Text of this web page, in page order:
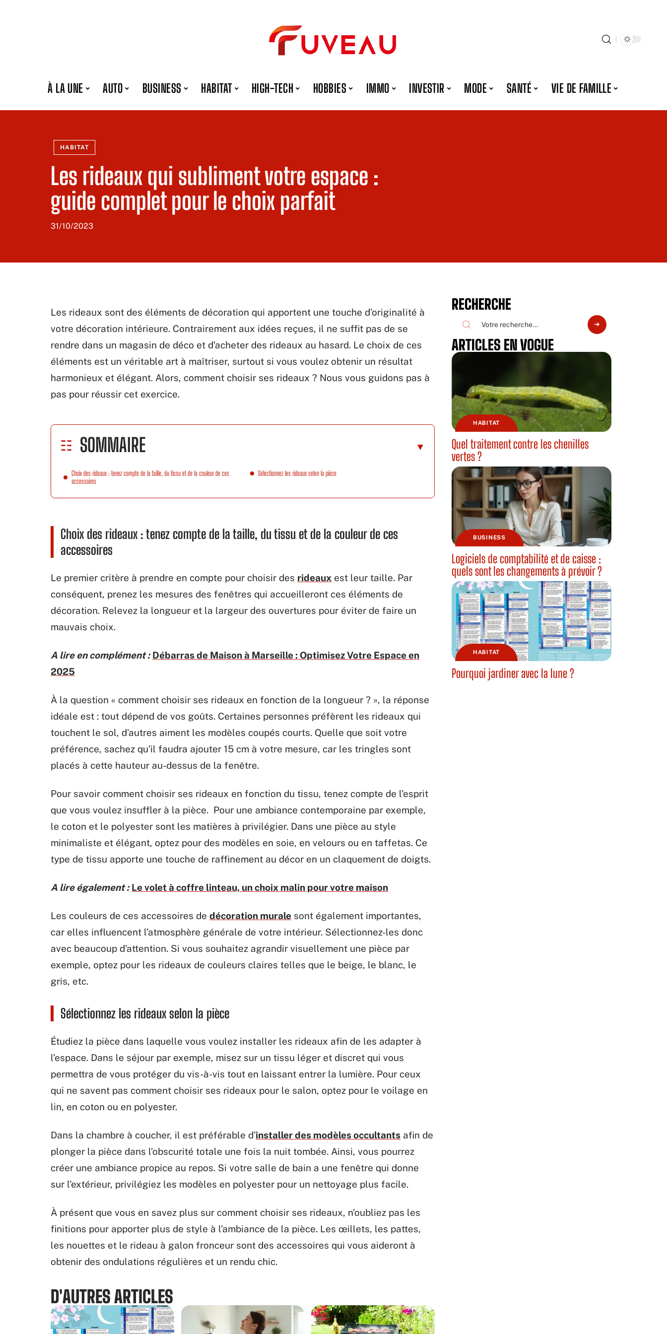
À LA UNE AUTO BUSINESS HABITAT HIGH-TECH HOBBIES IMMO INVESTIR MODE SANTÉ VIE DE FAMILLE
HABITAT
Les rideaux qui subliment votre espace :
guide complet pour le choix parfait
31/10/2023
Les rideaux sont des éléments de décoration qui apportent une touche d’originalité à
votre décoration intérieure. Contrairement aux idées reçues, il ne suffit pas de se
rendre dans un magasin de déco et d’acheter des rideaux au hasard. Le choix de ces
éléments est un véritable art à maîtriser, surtout si vous voulez obtenir un résultat
harmonieux et élégant. Alors, comment choisir ses rideaux ? Nous vous guidons pas à
pas pour réussir cet exercice.
SOMMAIRE
Choix des rideaux : tenez compte de la taille, du tissu et de la couleur de ces
accessoires
Sélectionnez les rideaux selon la pièce
Choix des rideaux : tenez compte de la taille, du tissu et de la couleur de ces
accessoires
Le premier critère à prendre en compte pour choisir des rideaux est leur taille. Par
conséquent, prenez les mesures des fenêtres qui accueilleront ces éléments de
décoration. Relevez la longueur et la largeur des ouvertures pour éviter de faire un
mauvais choix.
A lire en complément : Débarras de Maison à Marseille : Optimisez Votre Espace en
2025
À la question « comment choisir ses rideaux en fonction de la longueur ? », la réponse
idéale est : tout dépend de vos goûts. Certaines personnes préfèrent les rideaux qui
touchent le sol, d’autres aiment les modèles coupés courts. Quelle que soit votre
préférence, sachez qu’il faudra ajouter 15 cm à votre mesure, car les tringles sont
placés à cette hauteur au-dessus de la fenêtre.
Pour savoir comment choisir ses rideaux en fonction du tissu, tenez compte de l’esprit
que vous voulez insuffler à la pièce. Pour une ambiance contemporaine par exemple,
le coton et le polyester sont les matières à privilégier. Dans une pièce au style
minimaliste et élégant, optez pour des modèles en soie, en velours ou en taffetas. Ce
type de tissu apporte une touche de raffinement au décor en un claquement de doigts.
A lire également : Le volet à coffre linteau, un choix malin pour votre maison
Les couleurs de ces accessoires de décoration murale sont également importantes,
car elles influencent l’atmosphère générale de votre intérieur. Sélectionnez-les donc
avec beaucoup d’attention. Si vous souhaitez agrandir visuellement une pièce par
exemple, optez pour les rideaux de couleurs claires telles que le beige, le blanc, le
gris, etc.
Sélectionnez les rideaux selon la pièce
Étudiez la pièce dans laquelle vous voulez installer les rideaux afin de les adapter à
l’espace. Dans le séjour par exemple, misez sur un tissu léger et discret qui vous
permettra de vous protéger du vis-à-vis tout en laissant entrer la lumière. Pour ceux
qui ne savent pas comment choisir ses rideaux pour le salon, optez pour le voilage en
lin, en coton ou en polyester.
Dans la chambre à coucher, il est préférable d’installer des modèles occultants afin de
plonger la pièce dans l’obscurité totale une fois la nuit tombée. Ainsi, vous pourrez
créer une ambiance propice au repos. Si votre salle de bain a une fenêtre qui donne
sur l’extérieur, privilégiez les modèles en polyester pour un nettoyage plus facile.
À présent que vous en savez plus sur comment choisir ses rideaux, n’oubliez pas les
finitions pour apporter plus de style à l’ambiance de la pièce. Les œillets, les pattes,
les nouettes et le rideau à galon fronceur sont des accessoires qui vous aideront à
obtenir des ondulations régulières et un rendu chic.
D'AUTRES ARTICLES
RECHERCHE
ARTICLES EN VOGUE
HABITAT
Quel traitement contre les chenilles
vertes ?
BUSINESS
Logiciels de comptabilité et de caisse :
quels sont les changements à prévoir ?
HABITAT
Pourquoi jardiner avec la lune ?